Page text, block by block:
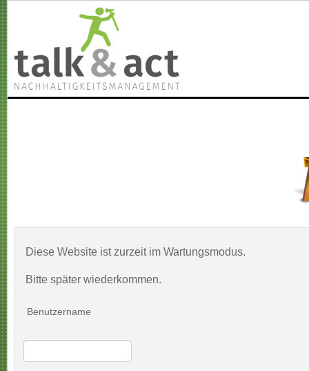
Diese Website ist zurzeit im Wartungsmodus.
Bitte später wiederkommen.
Benutzername